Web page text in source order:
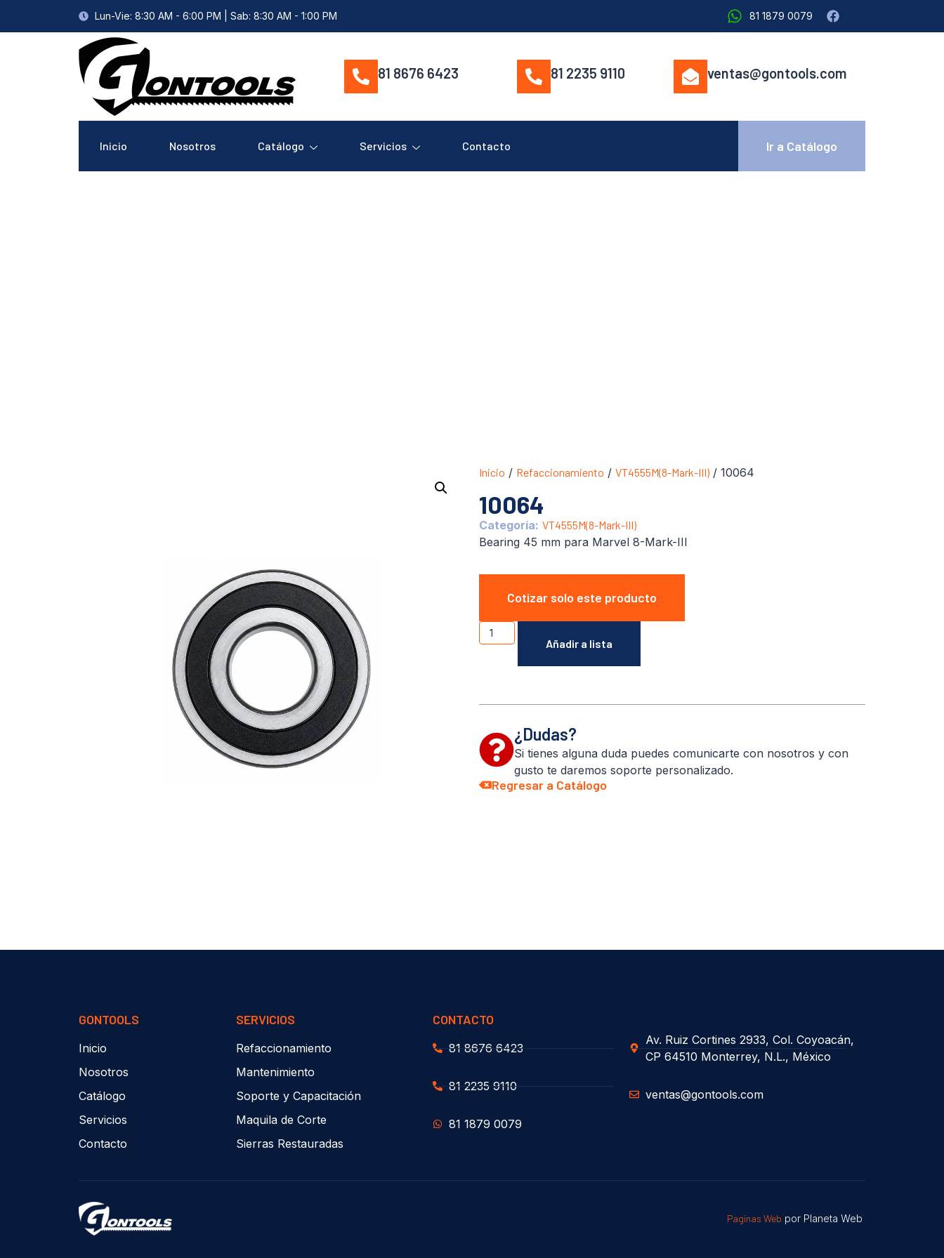
Lun-Vie: 8:30 AM - 6:00 PM | Sab: 8:30 AM - 1:00 PM 81 1879 0079
81 8676 6423 81 2235 9110 ventas@gontools.com
Inicio Nosotros Catálogo Servicios Contacto Ir a Catálogo
Inicio / Refaccionamiento / VT4555M(8-Mark-III) / 10064
10064
Categoría: VT4555M(8-Mark-III)
Bearing 45 mm para Marvel 8-Mark-III
Cotizar solo este producto
Añadir a lista
¿Dudas?
Si tienes alguna duda puedes comunicarte con nosotros y con
gusto te daremos soporte personalizado.
Regresar a Catálogo
GONTOOLS
Inicio
Nosotros
Catálogo
Servicios
Contacto
SERVICIOS
Refaccionamiento
Mantenimiento
Soporte y Capacitación
Maquila de Corte
Sierras Restauradas
CONTACTO
81 8676 6423
81 2235 9110
81 1879 0079
Av. Ruiz Cortines 2933, Col. Coyoacán,
CP 64510 Monterrey, N.L., México
ventas@gontools.com
Paginas Web por Planeta Web